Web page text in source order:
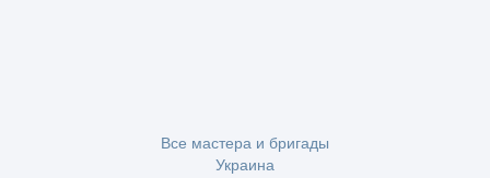
Все мастера и бригады
Украина